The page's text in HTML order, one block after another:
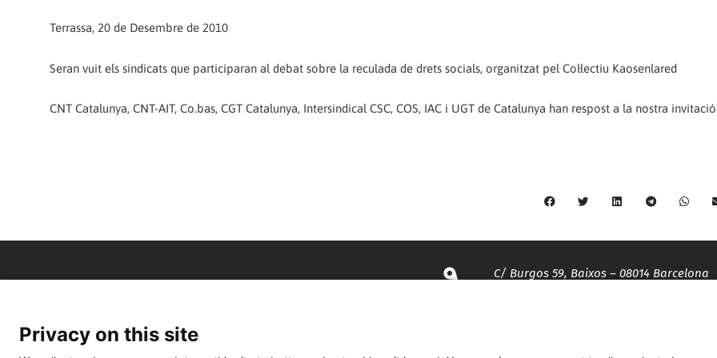
Terrassa, 20 de Desembre de 2010
Seran vuit els sindicats que participaran al debat sobre la reculada de drets socials, organitzat pel Col·lectiu Kaosenlared
CNT Catalunya, CNT-AIT, Co.bas, CGT Catalunya, Intersindical CSC, COS, IAC i UGT de Catalunya han respost a la nostra invitació.
C/ Burgos 59, Baixos – 08014 Barcelona
Privacy on this site